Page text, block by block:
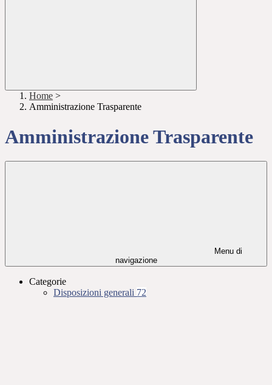
Home >
Amministrazione Trasparente
Amministrazione Trasparente
Menu di
navigazione
Categorie
Disposizioni generali 72